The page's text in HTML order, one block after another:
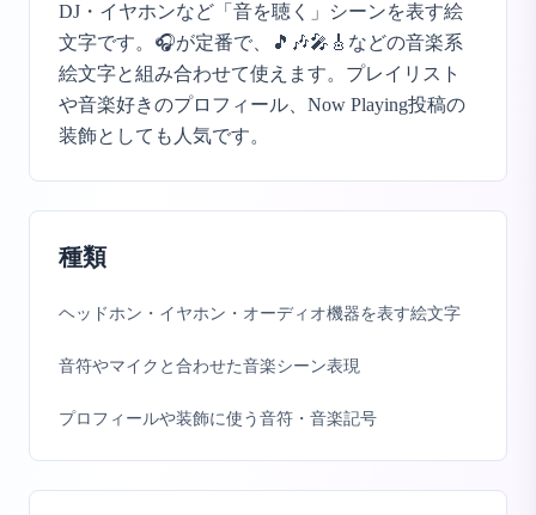
DJ・イヤホンなど「音を聴く」シーンを表す絵
文字です。🎧が定番で、🎵🎶🎤🎸などの音楽系
絵文字と組み合わせて使えます。プレイリスト
や音楽好きのプロフィール、Now Playing投稿の
装飾としても人気です。
種類
ヘッドホン・イヤホン・オーディオ機器を表す絵文字
音符やマイクと合わせた音楽シーン表現
プロフィールや装飾に使う音符・音楽記号